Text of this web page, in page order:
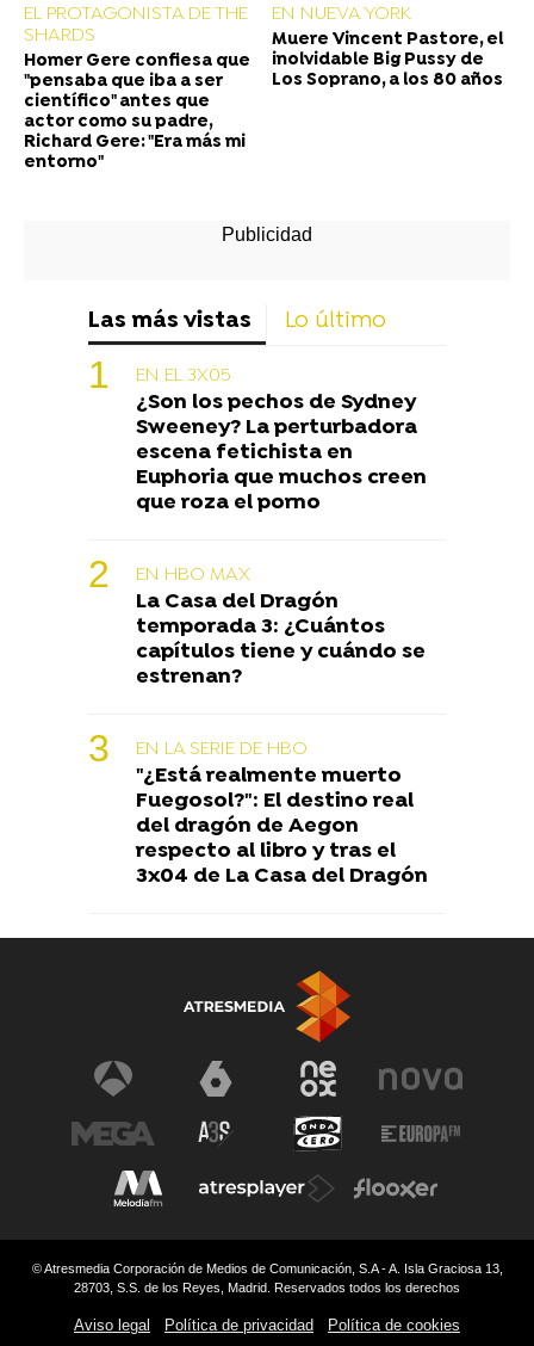
EL PROTAGONISTA DE THE
SHARDS
Homer Gere confiesa que
"pensaba que iba a ser
científico" antes que
actor como su padre,
Richard Gere: "Era más mi
entorno"
EN NUEVA YORK
Muere Vincent Pastore, el
inolvidable Big Pussy de
Los Soprano, a los 80 años
Las más vistas Lo último
EN EL 3X05
¿Son los pechos de Sydney
Sweeney? La perturbadora
escena fetichista en
Euphoria que muchos creen
que roza el porno
EN HBO MAX
La Casa del Dragón
temporada 3: ¿Cuántos
capítulos tiene y cuándo se
estrenan?
EN LA SERIE DE HBO
"¿Está realmente muerto
Fuegosol?": El destino real
del dragón de Aegon
respecto al libro y tras el
3x04 de La Casa del Dragón
© Atresmedia Corporación de Medios de Comunicación, S.A - A. Isla Graciosa 13,
28703, S.S. de los Reyes, Madrid. Reservados todos los derechos
Aviso legal Política de privacidad Política de cookies